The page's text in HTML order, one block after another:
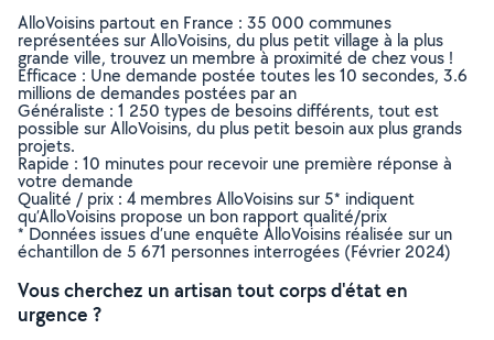
AlloVoisins partout en France : 35 000 communes
représentées sur AlloVoisins, du plus petit village à la plus
grande ville, trouvez un membre à proximité de chez vous !
Efficace : Une demande postée toutes les 10 secondes, 3.6
millions de demandes postées par an
Généraliste : 1 250 types de besoins différents, tout est
possible sur AlloVoisins, du plus petit besoin aux plus grands
projets.
Rapide : 10 minutes pour recevoir une première réponse à
votre demande
Qualité / prix : 4 membres AlloVoisins sur 5* indiquent
qu’AlloVoisins propose un bon rapport qualité/prix
* Données issues d’une enquête AlloVoisins réalisée sur un
échantillon de 5 671 personnes interrogées (Février 2024)
Vous cherchez un artisan tout corps d'état en
urgence ?